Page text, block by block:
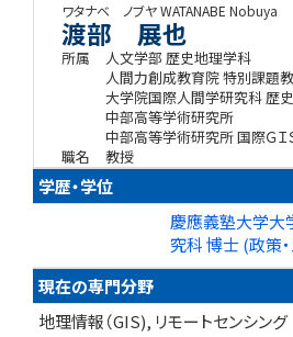
ワタナベ ノブヤWATANABE Nobuya
渡部 展也
所属
人文学部 歴史地理学科
人間力創成教育院 特別課題
大学院国際人間学研究科 歴
中部高等学術研究所
中部高等学術研究所 国際ＧＩ
職名
教授
学歴・学位
慶應義塾大学大
究科 博士 (政策
現在の専門分野
地理情報（GIS), リモートセンシング